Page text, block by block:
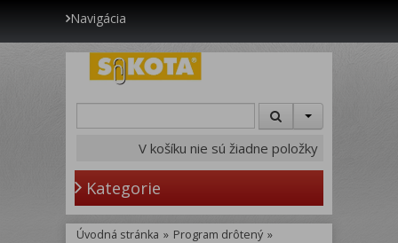
Navigácia
V košíku nie sú žiadne položky
Kategorie
Úvodná stránka » Program drôtený »